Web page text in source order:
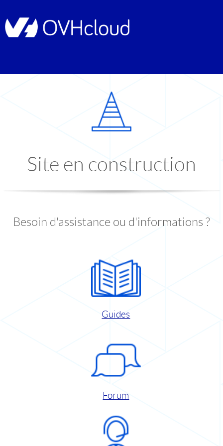
Site en construction
Besoin d'assistance ou d'informations ?
Guides
Forum